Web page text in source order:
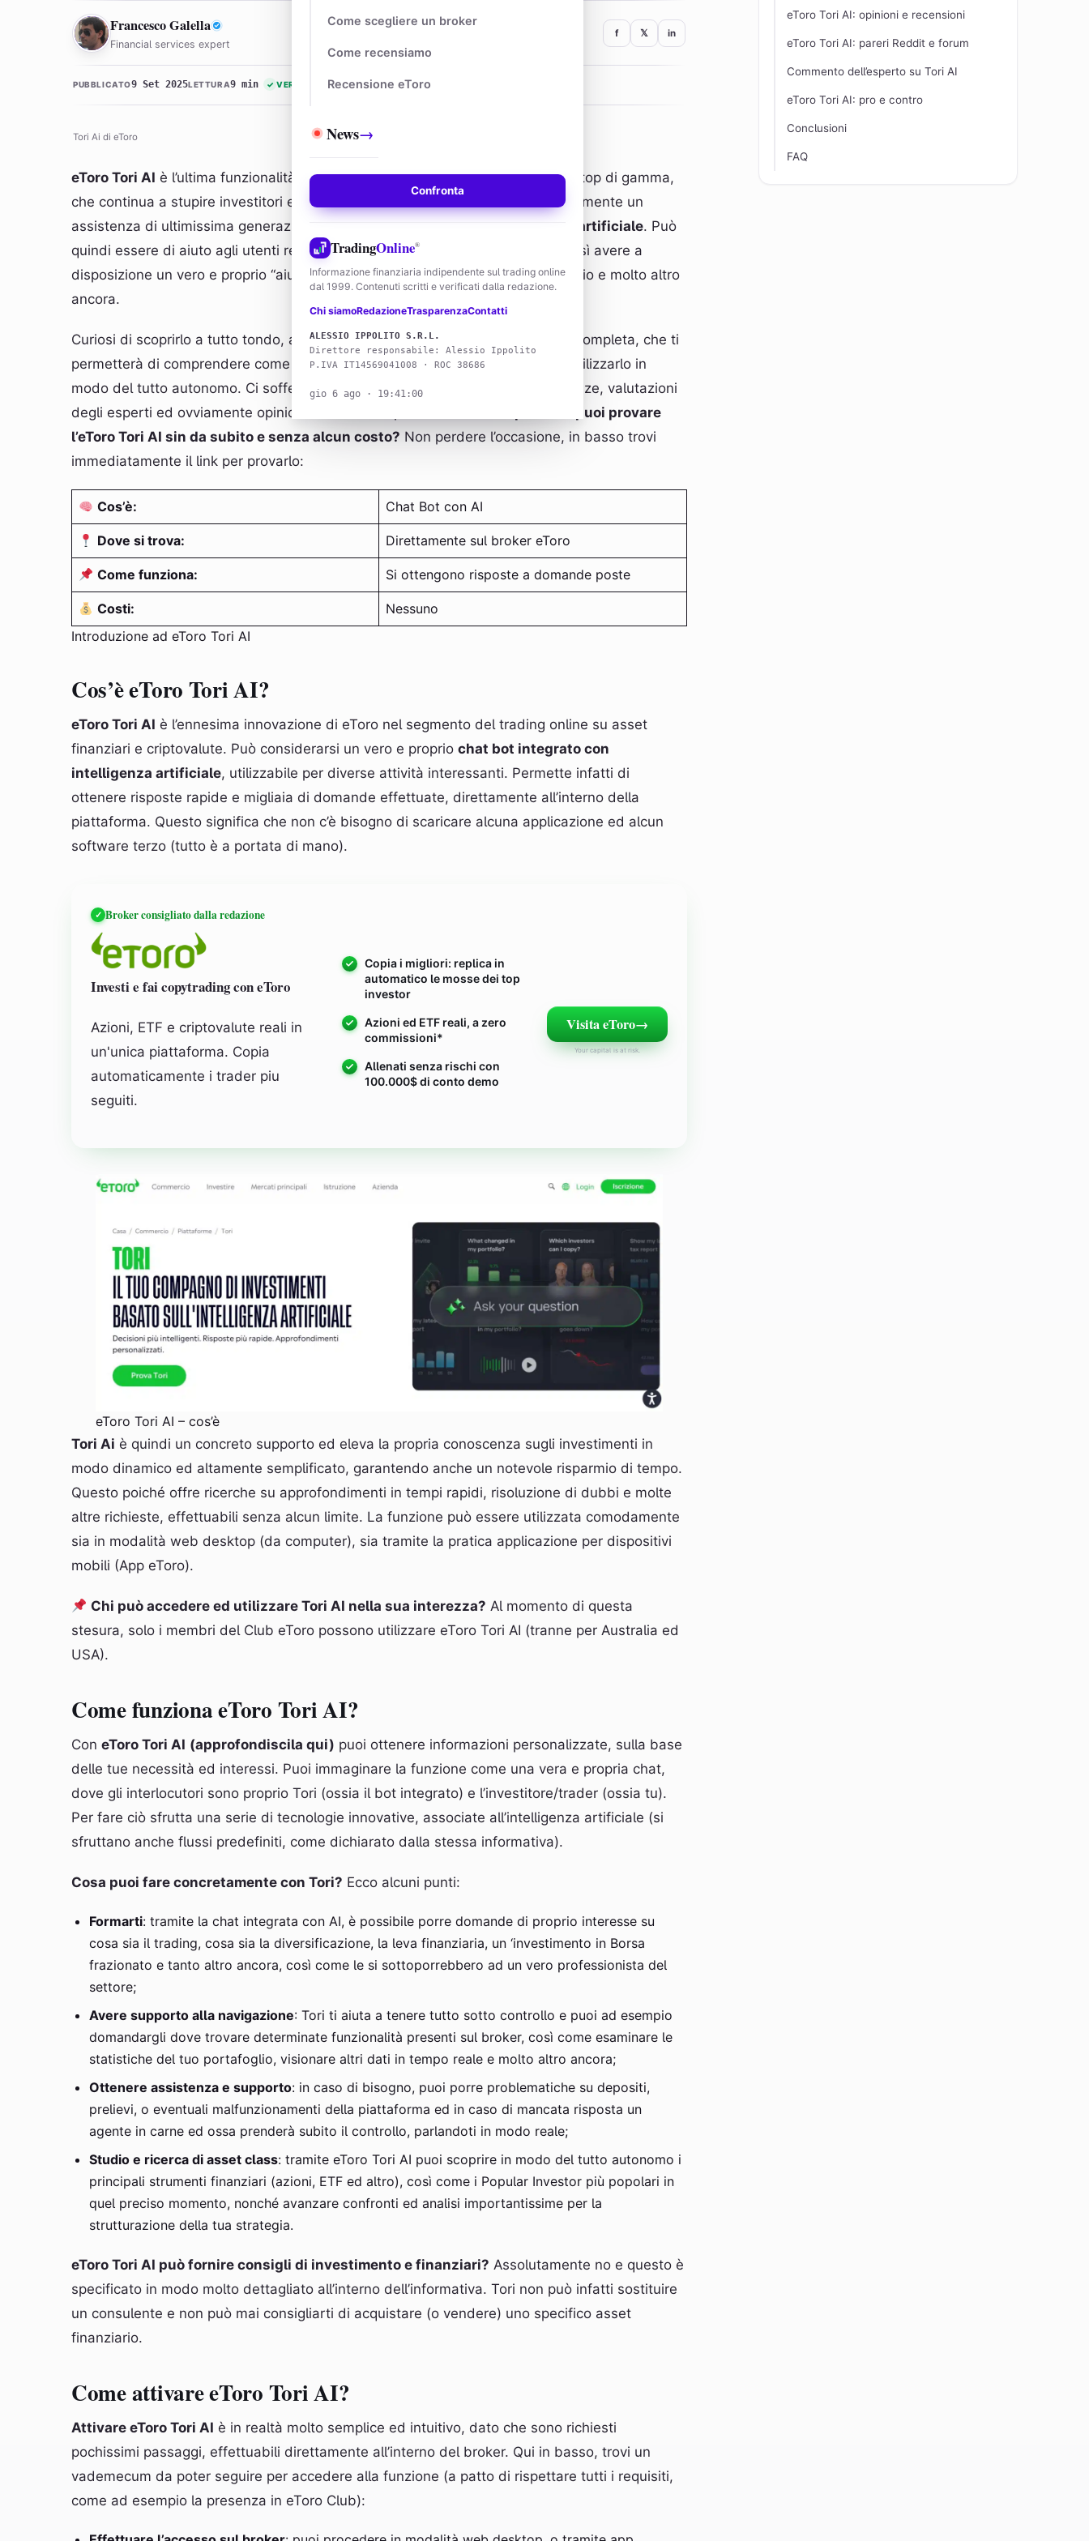
Come scegliere un broker
Come recensiamo
Recensione eToro
News→
Confronta
TradingOnline®
Informazione finanziaria indipendente sul trading online
dal 1999. Contenuti scritti e verificati dalla redazione.
Chi siamoRedazioneTrasparenzaContatti
ALESSIO IPPOLITO S.R.L.
Direttore responsabile: Alessio Ippolito
P.IVA IT14569041008 · ROC 38686
gio 6 ago · 19:41:01
FG Francesco Galella
Financial services expert
f 𝕏 in
PUBBLICATO9 Set 2025LETTURA9 min ✓ VERIFICATO
Tori Ai di eToro
eToro Tori AI è l’ultima funzionalità messa in campo da eToro, ossia un broker top di gamma,
che continua a stupire investitori ed analisti di tutto il mondo.
Semplicemente un
assistenza di ultimissima generazione, incentrato sull’ormai nota
intelligenza artificiale. Può
quindi essere di aiuto agli utenti registrati sulla piattaforma, i quali possono così avere a
disposizione un vero e proprio “aiutante” durante le loro attività di ricerca, studio e molto altro
ancora.
Curiosi di scoprirlo a tutto tondo, abbiamo deciso di strutturare questa guida completa, che ti
permetterà di comprendere come funziona, come accedervi ed anche come utilizzarlo in
modo del tutto autonomo. Ci soffermeremo attentamente anche sulle esperienze, valutazioni
degli esperti ed ovviamente opinioni e recensioni presenti online.
Sapevi che puoi provare
l’eToro Tori AI sin da subito e senza alcun costo? Non perdere l’occasione, in basso trovi
immediatamente il link per provarlo:
Cos’è: Chat Bot con AI
Dove si trova: Direttamente sul broker eToro
Come funziona: Si ottengono risposte a domande poste
Costi:
Nessuno
Introduzione ad eToro Tori AI
Cos’è eToro Tori AI?
eToro Tori AI è l’ennesima innovazione di eToro nel segmento del trading online su asset
finanziari e criptovalute. Può considerarsi un vero e proprio chat bot integrato con
intelligenza artificiale, utilizzabile per diverse attività interessanti. Permette infatti di
ottenere risposte rapide e migliaia di domande effettuate, direttamente all’interno della
piattaforma. Questo significa che non c’è bisogno di scaricare alcuna applicazione ed alcun
software terzo (tutto è a portata di mano).
Broker consigliato dalla redazione
Investi e fai copytrading con eToro
Azioni, ETF e criptovalute reali in
un'unica piattaforma. Copia
automaticamente i trader piu
seguiti.
Copia i migliori: replica in
automatico le mosse dei top
investor
Azioni ed ETF reali, a zero
commissioni*
Allenati senza rischi con
100.000$ di conto demo
Visita eToro→
Your capital is at risk.
eToro Tori AI – cos’è
Tori Ai è quindi un concreto supporto ed eleva la propria conoscenza sugli investimenti in
modo dinamico ed altamente semplificato, garantendo anche un notevole risparmio di tempo.
Questo poiché offre ricerche su approfondimenti in tempi rapidi, risoluzione di dubbi e molte
altre richieste, effettuabili senza alcun limite. La funzione può essere utilizzata comodamente
sia in modalità web desktop (da computer), sia tramite la pratica applicazione per dispositivi
mobili (App eToro).
Chi può accedere ed utilizzare Tori AI nella sua interezza? Al momento di questa
stesura, solo i membri del Club eToro possono utilizzare eToro Tori AI (tranne per Australia ed
USA).
Come funziona eToro Tori AI?
Con eToro Tori AI (approfondiscila qui) puoi ottenere informazioni personalizzate, sulla base
delle tue necessità ed interessi. Puoi immaginare la funzione come una vera e propria chat,
dove gli interlocutori sono proprio Tori (ossia il bot integrato) e l’investitore/trader (ossia tu).
Per fare ciò sfrutta una serie di tecnologie innovative, associate all’intelligenza artificiale (si
sfruttano anche flussi predefiniti, come dichiarato dalla stessa informativa).
Cosa puoi fare concretamente con Tori? Ecco alcuni punti:
Formarti: tramite la chat integrata con AI, è possibile porre domande di proprio interesse su
cosa sia il trading, cosa sia la diversificazione, la leva finanziaria, un ‘investimento in Borsa
frazionato e tanto altro ancora, così come le si sottoporrebbero ad un vero professionista del
settore;
Avere supporto alla navigazione: Tori ti aiuta a tenere tutto sotto controllo e puoi ad esempio
domandargli dove trovare determinate funzionalità presenti sul broker, così come esaminare le
statistiche del tuo portafoglio, visionare altri dati in tempo reale e molto altro ancora;
Ottenere assistenza e supporto: in caso di bisogno, puoi porre problematiche su depositi,
prelievi, o eventuali malfunzionamenti della piattaforma ed in caso di mancata risposta un
agente in carne ed ossa prenderà subito il controllo, parlandoti in modo reale;
Studio e ricerca di asset class: tramite eToro Tori AI puoi scoprire in modo del tutto autonomo i
principali strumenti finanziari (azioni, ETF ed altro), così come i Popular Investor più popolari in
quel preciso momento, nonché avanzare confronti ed analisi importantissime per la
strutturazione della tua strategia.
eToro Tori AI può fornire consigli di investimento e finanziari? Assolutamente no e questo è
specificato in modo molto dettagliato all’interno dell’informativa. Tori non può infatti sostituire
un consulente e non può mai consigliarti di acquistare (o vendere) uno specifico asset
finanziario.
Come attivare eToro Tori AI?
Attivare eToro Tori AI è in realtà molto semplice ed intuitivo, dato che sono richiesti
pochissimi passaggi, effettuabili direttamente all’interno del broker. Qui in basso, trovi un
vademecum da poter seguire per accedere alla funzione (a patto di rispettare tutti i requisiti,
come ad esempio la presenza in eToro Club):
eToro Tori AI: opinioni e recensioni
eToro Tori AI: pareri Reddit e forum
Commento dell’esperto su Tori AI
eToro Tori AI: pro e contro
Conclusioni
FAQ